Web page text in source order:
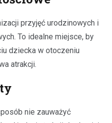
przyjęć urodzinowych i
To idealne miejsce, by
dziecka w otoczeniu
atrakcji.
nie zauważyć